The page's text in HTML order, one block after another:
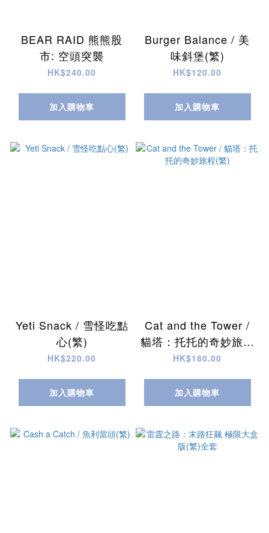
BEAR RAID 熊熊股
市: 空頭突襲
HK$240.00
加入購物車
Burger Balance / 美
味斜堡(繁)
HK$120.00
加入購物車
Yeti Snack / 雪怪吃點
心(繁)
HK$220.00
加入購物車
Cat and the Tower /
貓塔：托托的奇妙旅程
(繁)
HK$180.00
加入購物車